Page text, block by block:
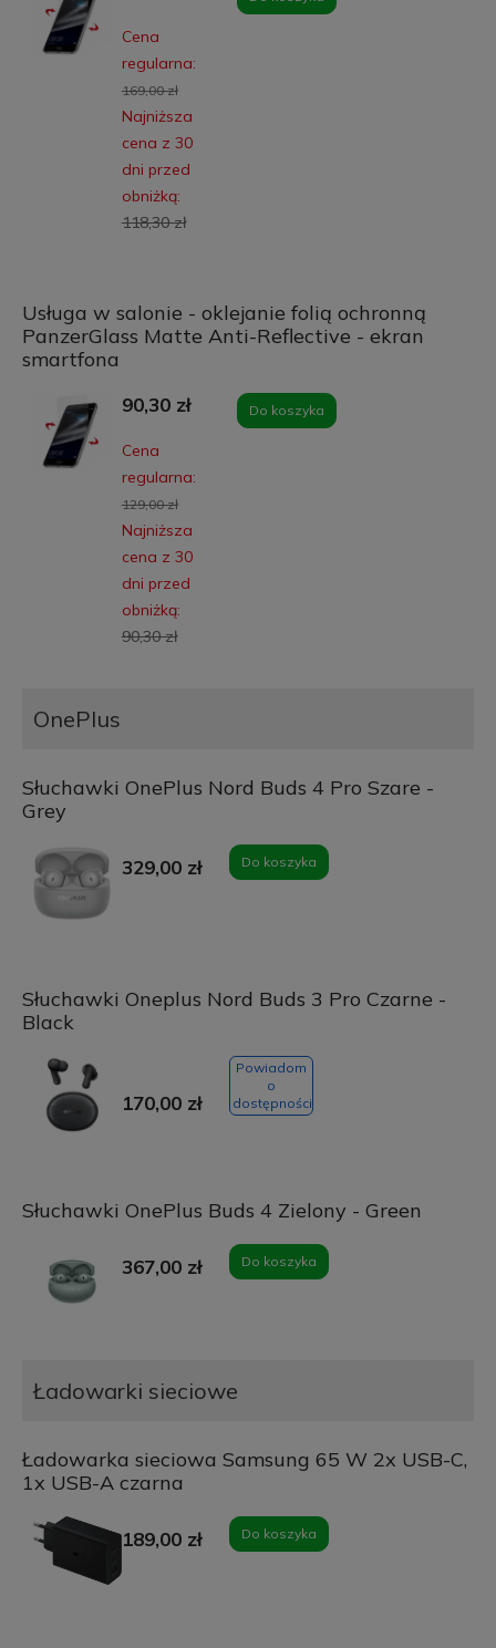
Cena
regularna:
169,00 zł
Najniższa
cena z 30
dni przed
obniżką:
118,30 zł
Usługa w salonie - oklejanie folią ochronną
PanzerGlass Matte Anti-Reflective - ekran
smartfona
90,30 zł
Cena
regularna:
129,00 zł
Najniższa
cena z 30
dni przed
obniżką:
90,30 zł
Do koszyka
OnePlus
Słuchawki OnePlus Nord Buds 4 Pro Szare -
Grey
329,00 zł Do koszyka
Słuchawki Oneplus Nord Buds 3 Pro Czarne -
Black
170,00 zł
Powiadom
o
dostępności
Słuchawki OnePlus Buds 4 Zielony - Green
367,00 zł Do koszyka
Ładowarki sieciowe
Ładowarka sieciowa Samsung 65 W 2x USB-C,
1x USB-A czarna
189,00 zł Do koszyka